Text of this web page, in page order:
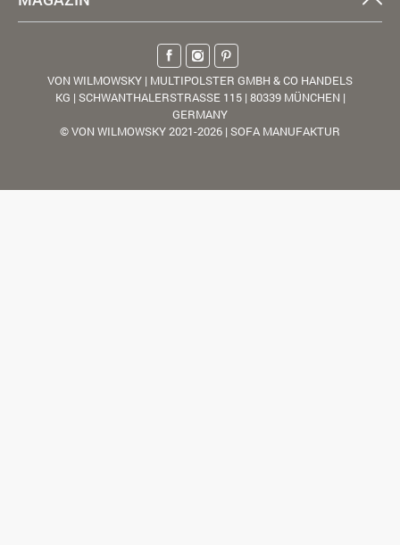
VON WILMOWSKY | MULTIPOLSTER GMBH & CO HANDELS
KG | SCHWANTHALERSTRASSE 115 | 80339 MÜNCHEN |
GERMANY
© VON WILMOWSKY 2021-2026 | SOFA MANUFAKTUR